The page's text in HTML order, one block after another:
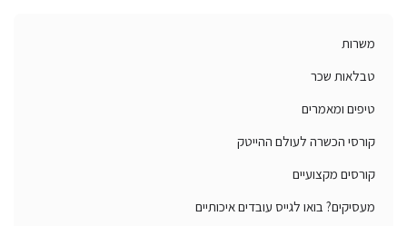
משרות
טבלאות שכר
טיפים ומאמרים
קורסי הכשרה לעולם ההייטק
קורסים מקצועיים
מעסיקים? בואו לגייס עובדים איכותיים